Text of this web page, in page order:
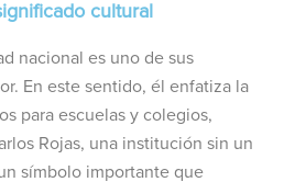
cultural
nacional es uno de sus
En este sentido, él enfatiza la
para escuelas y colegios,
Rojas, una institución sin un
símbolo importante que